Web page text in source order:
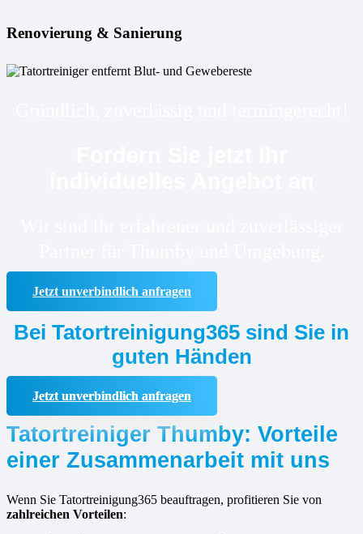
Renovierung & Sanierung
Jetzt unverbindlich anfragen
Bei Tatortreinigung365 sind Sie in
guten Händen
Jetzt unverbindlich anfragen
Tatortreiniger Thumby: Vorteile
einer Zusammenarbeit mit uns
Wenn Sie Tatortreinigung365 beauftragen, profitieren Sie von
zahlreichen Vorteilen: